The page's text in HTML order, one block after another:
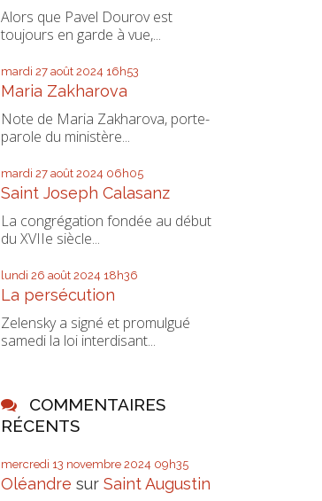
Alors que Pavel Dourov est
toujours en garde à vue,...
mardi 27 août 2024 16h53
Maria Zakharova
Note de Maria Zakharova, porte-
parole du ministère...
mardi 27 août 2024 06h05
Saint Joseph Calasanz
La congrégation fondée au début
du XVIIe siècle...
lundi 26 août 2024 18h36
La persécution
Zelensky a signé et promulgué
samedi la loi interdisant...
COMMENTAIRES
RÉCENTS
mercredi 13 novembre 2024 09h35
Oléandre sur Saint Augustin